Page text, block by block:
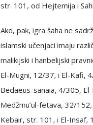
str. 101, od Hejtemija i
Ako, pak, igra šaha ne
islamski učenjaci imaju
malikijski i hanbelijski
El-Mugni, 12/37, i El-Kafi,
Bedaeus-sanaia, 4/305,
Medžmu’ul-fetava, 32/
Kebair, str. 101, i El-Insaf,